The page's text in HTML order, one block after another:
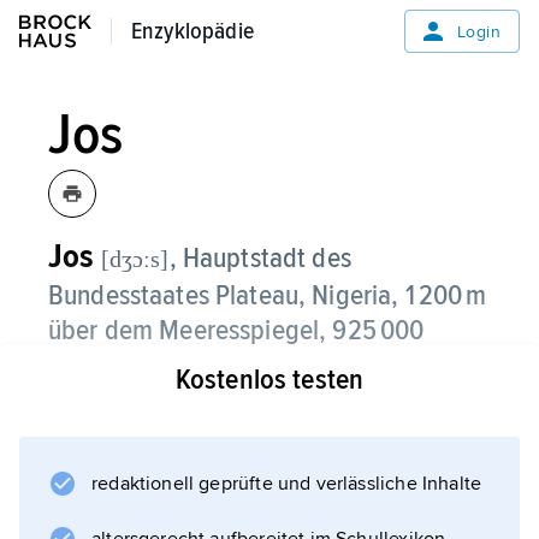
Enzyklopädie
Enzyklopädie Login
Jos
Jos [dʒɔːs], Hauptstadt des
Bundesstaates Plateau, Nigeria, 1 200 m
über dem Meeresspiegel, 925 000
gelegen; Erholungsort, katholischer
Kostenlos testen
redaktionell geprüfte und verlässliche Inhalte